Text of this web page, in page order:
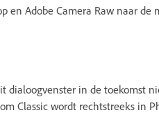
Adobe Camera Raw naar de
dialoogvenster in de toekomst
Classic wordt rechtstreeks in